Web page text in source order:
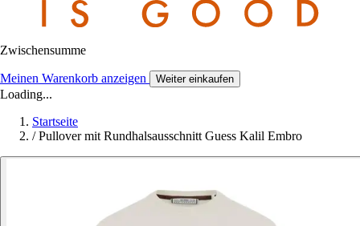
Zwischensumme
Meinen Warenkorb anzeigen Weiter einkaufen
Loading...
Startseite
/ Pullover mit Rundhalsausschnitt Guess Kalil Embro